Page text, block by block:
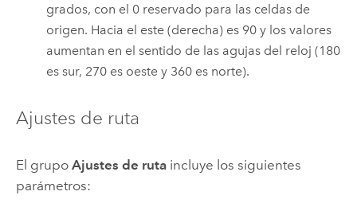
grados, con el 0 reservado para las celdas de
origen. Hacia el este (derecha) es 90 y los valores
aumentan en el sentido de las agujas del reloj (180
es sur, 270 es oeste y 360 es norte).
Ajustes de ruta
El grupo Ajustes de rutaincluye los siguientes
parámetros: